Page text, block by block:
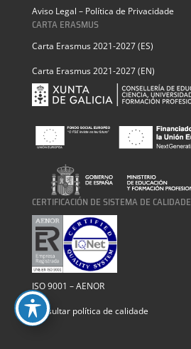
Aviso Legal – Política de Privacidade
CARTA ERASMUS
Carta Erasmus 2021-2027 (ES)
Carta Erasmus 2021-2027 (EN)
CERTIFICACIÓN DE SISTEMA DE CALIDADE
ISO 9001 – AENOR
Consultar política de calidade